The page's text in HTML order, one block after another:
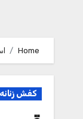
Home
کفش زنانه